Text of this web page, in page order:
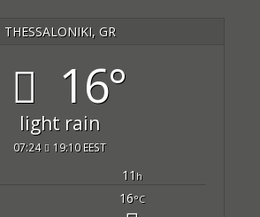
THESSALONIKI, GR
16°
light rain
07:24 19:10 EEST
11 h
16°C